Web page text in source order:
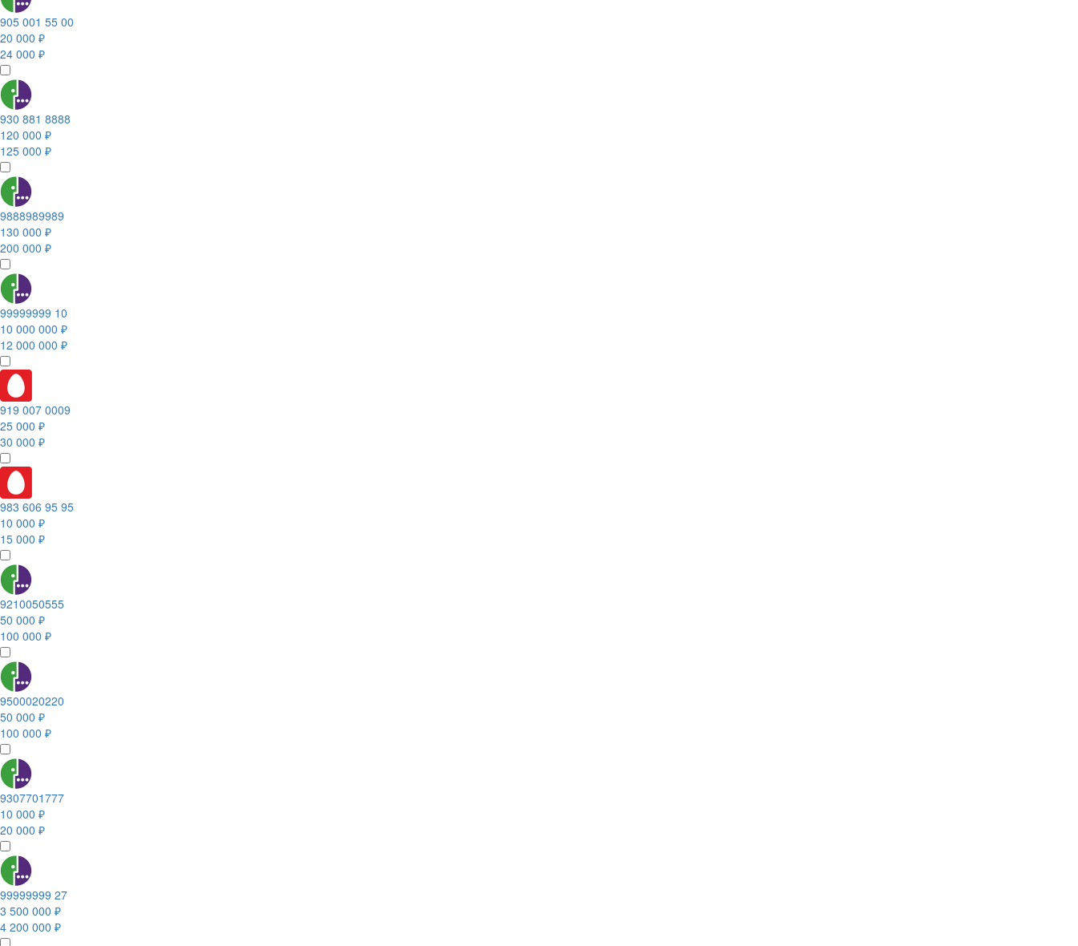
905 001 55 00
20 000 ₽
24 000 ₽
930 881 8888
120 000 ₽
125 000 ₽
9888989989
130 000 ₽
200 000 ₽
99999999 10
10 000 000 ₽
12 000 000 ₽
919 007 0009
25 000 ₽
30 000 ₽
983 606 95 95
10 000 ₽
15 000 ₽
9210050555
50 000 ₽
100 000 ₽
9500020220
50 000 ₽
100 000 ₽
9307701777
10 000 ₽
20 000 ₽
99999999 27
3 500 000 ₽
4 200 000 ₽